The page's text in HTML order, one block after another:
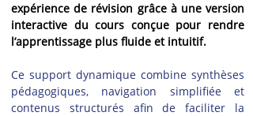
expérience de révision grâce à une version
interactive du cours conçue pour rendre
l’apprentissage plus fluide et intuitif.
Ce support dynamique combine synthèses
pédagogiques, navigation simplifiée et
contenus structurés afin de faciliter la